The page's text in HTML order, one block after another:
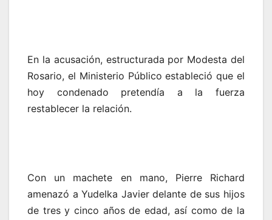
En la acusación, estructurada por Modesta del
Rosario, el Ministerio Público estableció que el
hoy condenado pretendía a la fuerza
restablecer la relación.
Con un machete en mano, Pierre Richard
amenazó a Yudelka Javier delante de sus hijos
de tres y cinco años de edad, así como de la